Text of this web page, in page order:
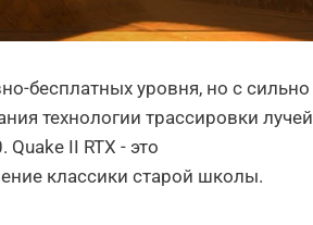
бесплатных уровня, но с сильно
технологии трассировки лучей
II RTX - это
классики старой школы.